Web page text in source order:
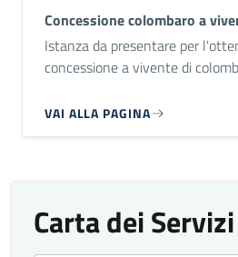
Concessione colombaro a
Istanza da presentare per
concessione a vivente di
VAI ALLA PAGINA
Carta dei Servizi